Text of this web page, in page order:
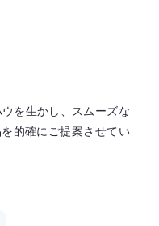
を生かし、スムーズな
的確にご提案させてい